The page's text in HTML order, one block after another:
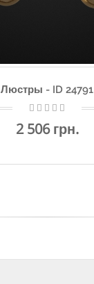
Люстры - ID 24791
2 506 грн.